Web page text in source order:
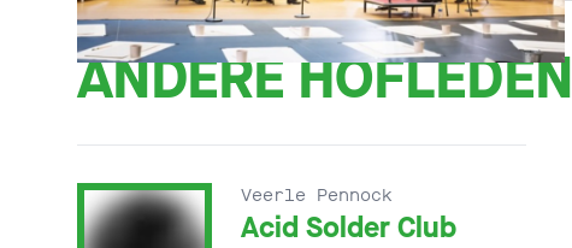
ANDERE HOFLEDEN
Veerle Pennock
Acid Solder Club